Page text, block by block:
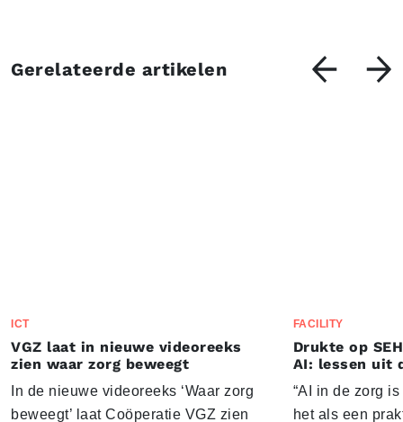
Gerelateerde artikelen
ICT
VGZ laat in nieuwe videoreeks
zien waar zorg beweegt
In de nieuwe videoreeks ‘Waar zorg
beweegt’ laat Coöperatie VGZ zien
FACILITY
Drukte op
AI: lessen uit
“AI in de zorg
het als een